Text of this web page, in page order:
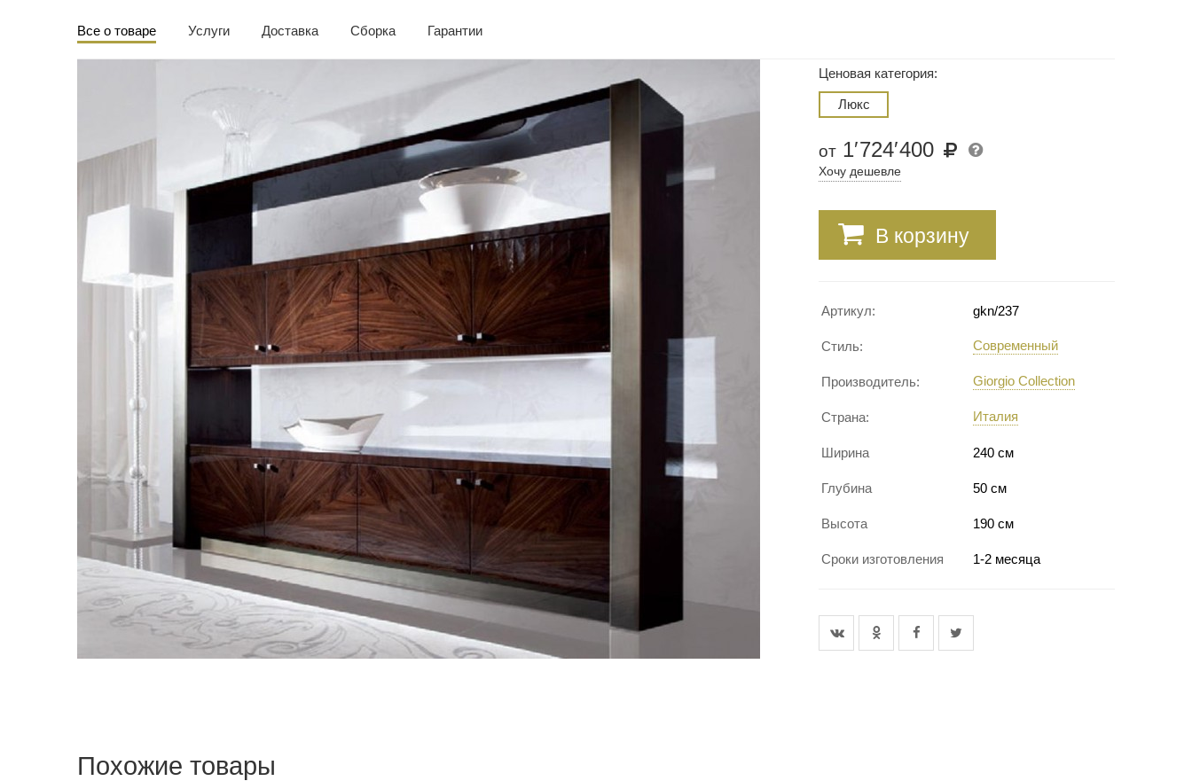
Все о товаре Услуги Доставка Сборка Гарантии
Ценовая категория:
Люкс
от 1′724′400
Хочу дешевле
В корзину
Артикул: gkn/237
Стиль: Современный
Производитель: Giorgio Collection
Страна: Италия
Ширина 240 см
Глубина 50 см
Высота 190 см
Сроки изготовления 1-2 месяца
Похожие товары